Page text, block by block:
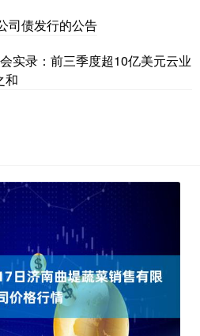
司债发行的公告
实录：前三季度超10亿美元云业
和